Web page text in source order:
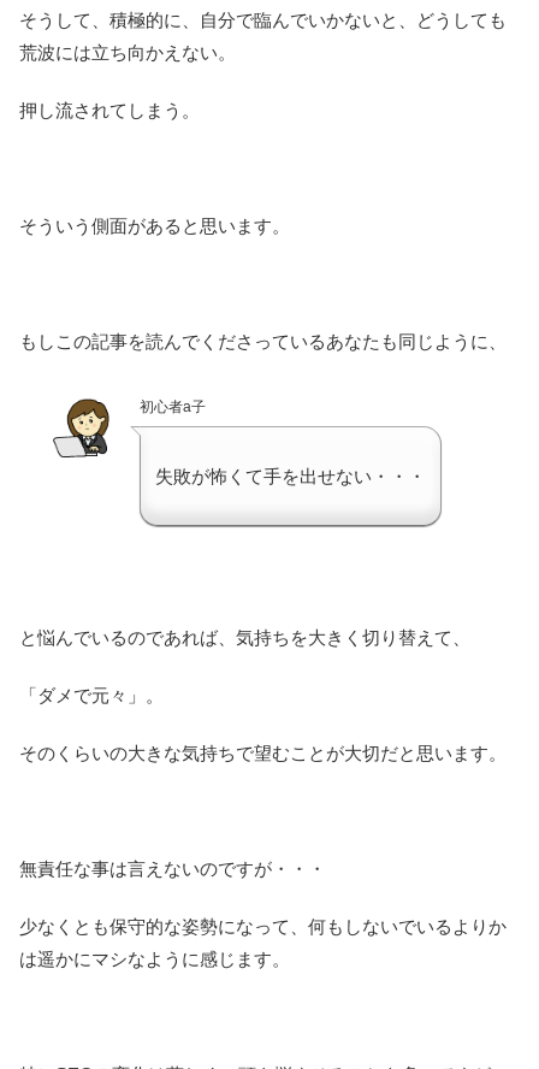
そうして、積極的に、自分で臨んでいかないと、どうしても
荒波には立ち向かえない。
押し流されてしまう。
そういう側面があると思います。
もしこの記事を読んでくださっているあなたも同じように、
初心者a子
失敗が怖くて手を出せない・・・
と悩んでいるのであれば、気持ちを大きく切り替えて、
「ダメで元々」。
そのくらいの大きな気持ちで望むことが大切だと思います。
無責任な事は言えないのですが・・・
少なくとも保守的な姿勢になって、何もしないでいるよりか
は遥かにマシなように感じます。